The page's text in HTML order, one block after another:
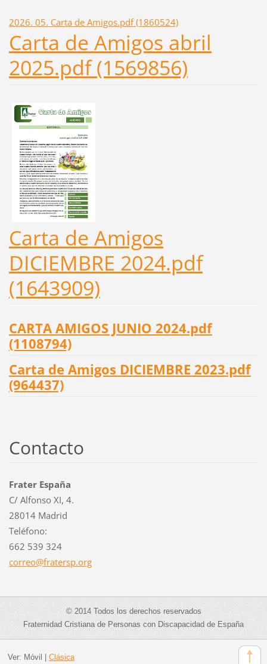
2026. 05. Carta de Amigos.pdf (1860524)
Carta de Amigos abril
2025.pdf (1569856)
Carta de Amigos
DICIEMBRE 2024.pdf
(1643909)
CARTA AMIGOS JUNIO 2024.pdf
(1108794)
Carta de Amigos DICIEMBRE 2023.pdf
(964437)
Contacto
Frater España
C/ Alfonso XI, 4.
28014 Madrid
Teléfono:
662 539 324
correo@fratersp.org
© 2014 Todos los derechos reservados
Fraternidad Cristiana de Personas con Discapacidad de España
Ver: Móvil Clásica